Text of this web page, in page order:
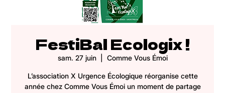
FestiBal Ecologix !
sam. 27 juin
  |
Comme Vous Émoi
L’association X Urgence Écologique réorganise cette
année chez Comme Vous Émoi un moment de partage